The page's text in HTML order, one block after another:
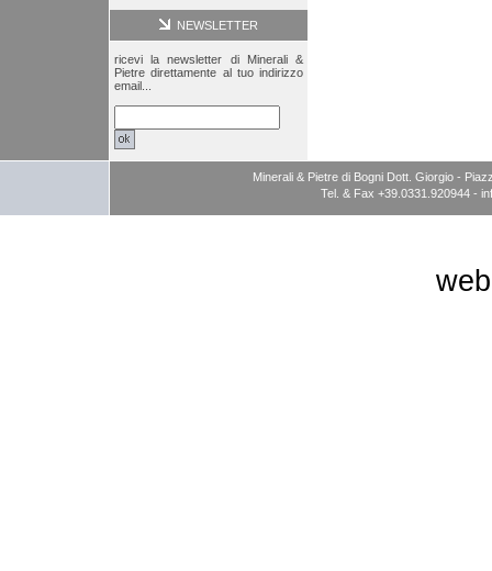
NEWSLETTER
ricevi la newsletter di Minerali &
Pietre direttamente al tuo indirizzo
email...
Minerali & Pietre di Bogni Dott. Giorgio -
Tel. & Fax +39.0331.920944 -